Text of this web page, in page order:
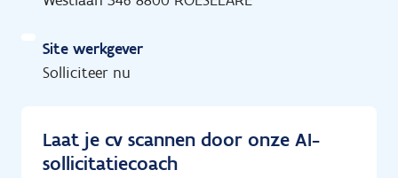
Site werkgever
Solliciteer nu
Laat je cv scannen door onze AI-
sollicitatiecoach